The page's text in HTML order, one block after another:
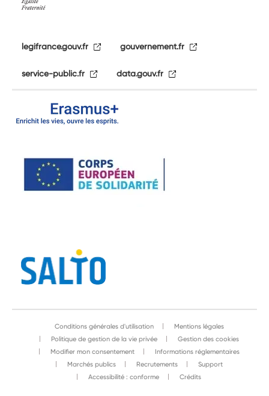
legifrance.gouv.fr gouvernement.fr
service-public.fr data.gouv.fr
Conditions générales d'utilisation
Mentions légales
Politique de gestion de la vie privée
Gestion des cookies
Modifier mon consentement
Informations réglementaires
Marchés publics
Recrutements
Support
Accessibilité : conforme
Crédits